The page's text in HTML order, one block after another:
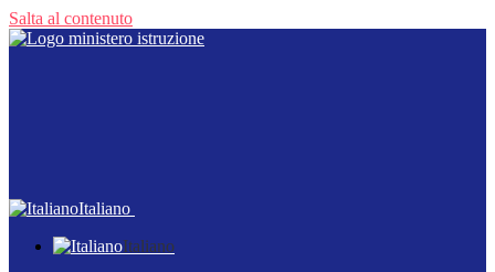
Salta al contenuto
Italiano
Italiano